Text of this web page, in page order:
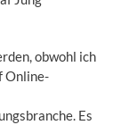
obwohl ich
Online-
Es